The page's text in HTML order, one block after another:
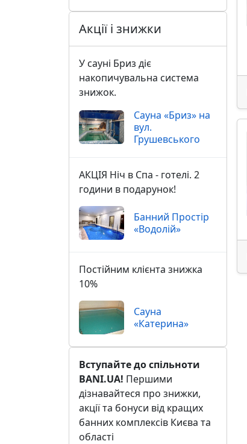
Акції і знижки
У сауні Бриз діє
накопичувальна система
знижок.
Сауна «Бриз» на
вул.
Грушевського
АКЦІЯ Ніч в Спа - готелі. 2
години в подарунок!
Банний Простір
«Водолій»
Постійним клієнта знижка
10%
Сауна
«Катерина»
Вступайте до спільноти
BANI.UA! Першими
дізнавайтеся про знижки,
акції та бонуси від кращих
банних комплексів Києва та
області